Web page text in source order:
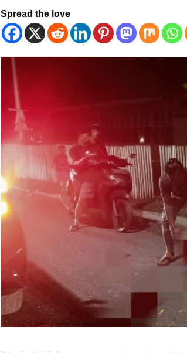
Spread the love